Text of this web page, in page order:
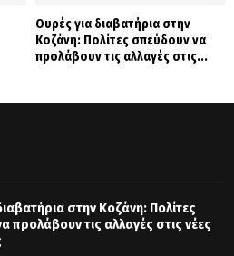
Ουρές για διαβατήρια στην
Κοζάνη: Πολίτες σπεύδουν να
προλάβουν τις αλλαγές στις...
στην Κοζάνη: Πολίτες
προλάβουν τις αλλαγές στις νέες